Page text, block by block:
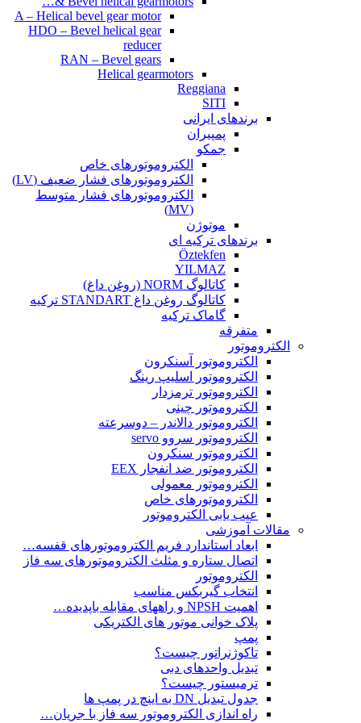
A – Helical bevel gear motor
HDO – Bevel helical gear
reducer
RAN – Bevel gears
Helical gearmotors
Reggiana
SITI
برندهای ایرانی
پمپیران
جمکو
الکتروموتورهای خاص
الکتروموتورهای فشار ضعیف (LV)
الکتروموتورهای فشار متوسط
(MV)
موتوژن
برندهای ترکیه ای
Öztekfen
YILMAZ
کاتالوگ NORM (روغن داغ)
کاتالوگ روغن داغ STANDART ترکیه
گاماک ترکیه
متفرقه
الکتروموتور
الکتروموتور آسنکرون
الکتروموتور اسلیپ رینگ
الکتروموتور ترمزدار
الکتروموتور چینی
الکتروموتور دالاندر – دوسرعته
الکتروموتور سروو servo
الکتروموتور سنکرون
الکتروموتور ضد انفجار EEX
الکتروموتور معمولی
الکتروموتورهای خاص
عیب یابی الکتروموتور
مقالات آموزشی
ابعاد استاندارد فریم الکتروموتورهای قفسه…
اتصال ستاره و مثلث الکتروموتورهای سه فاز
الکتروموتور
انتخاب گیربکس مناسب
اهمیت NPSH و راههای مقابله باپدیده…
پلاک خوانی موتور های الکتریکی
پمپ
تاکوژنراتور چیست؟
تبدیل واحدهای دبی
ترمیستور چیست؟
جدول تبدیل DN به اینچ در پمپ ها
راه اندازی الکتروموتور سه فاز با جریان…